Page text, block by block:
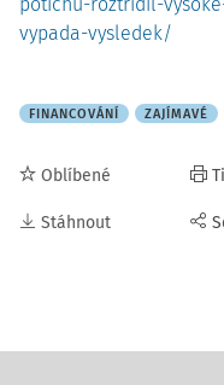
vypada-vysledek/
FINANCOVÁNÍ ZAJÍMAVÉ
Oblíbené
Stáhnout